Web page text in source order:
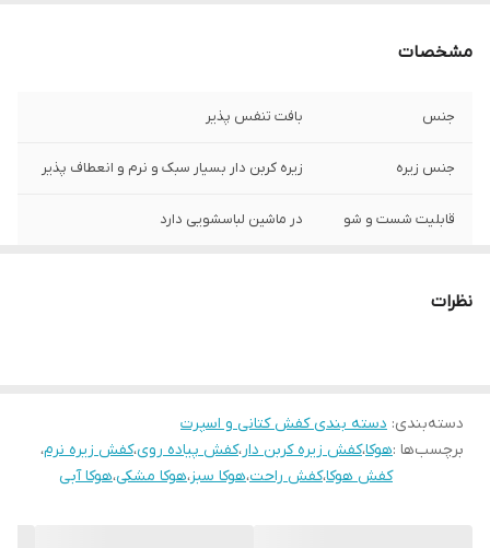
مشخصات
جنس بافت تنفس پذیر
جنس زیره زیره کربن دار بسیار سبک و نرم و انعطاف پذیر
قابلیت شست و شو در ماشین لباسشویی دارد
میزان راحتی پا عالی
نحوه بسته شدن
بندی
نظرات
دسته‌بندی: دسته بندی کفش کتانی و اسپرت
برچسب‌ها :هوکا،کفش زیره کربن دار،کفش پیاده روی،کفش زیره نرم،
کفش هوکا،کفش راحت،هوکا سبز،هوکا مشکی،هوکا آبی